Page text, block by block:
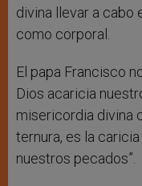
divina llevar a cabo
como corporal.
El papa Francisco
Dios acaricia
misericordia divina
ternura, es la
nuestros pecados”.